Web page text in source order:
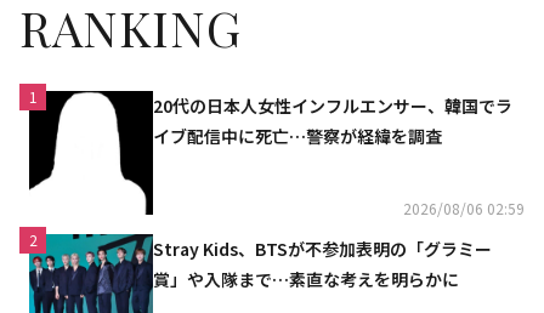
RANKING
1
20代の日本人女性インフルエンサー、韓国でラ
イブ配信中に死亡…警察が経緯を調査
2026/08/06 02:59
2
Stray Kids、BTSが不参加表明の「グラミー
賞」や入隊まで…素直な考えを明らかに